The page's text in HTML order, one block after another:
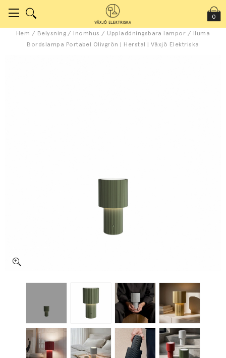
0
Hem / Belysning / Inomhus / Uppladdningsbara lampor / Iluma
Bordslampa Portabel Olivgrön | Herstal | Växjö Elektriska